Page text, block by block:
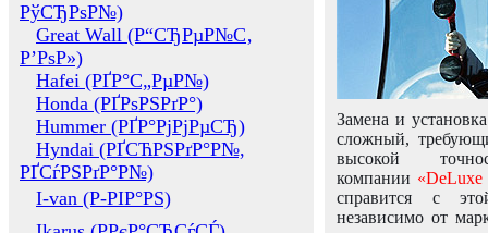
РўСЂРѕР№)
Great Wall (Р“СЂРµР№С‚
Р’РѕР»)
Hafei (РҐР°С„РµР№)
Honda (РҐРѕРЅРґР°)
Hummer (РҐР°РјРјРµСЂ)
Hyndai (РҐСЋРЅРґР°Р№,
РҐСѓРЅРґР°Р№)
I-van (Р-РІР°РЅ)
Замена и
сложный,
высокой
компании «DeLuxe
справится с
независимо от